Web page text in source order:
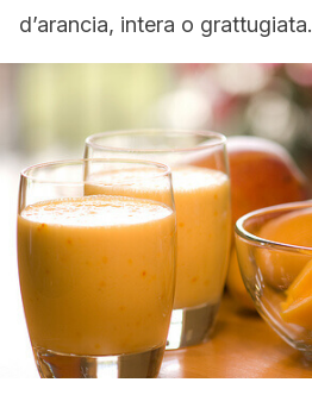
d’arancia, intera o grattugiata.